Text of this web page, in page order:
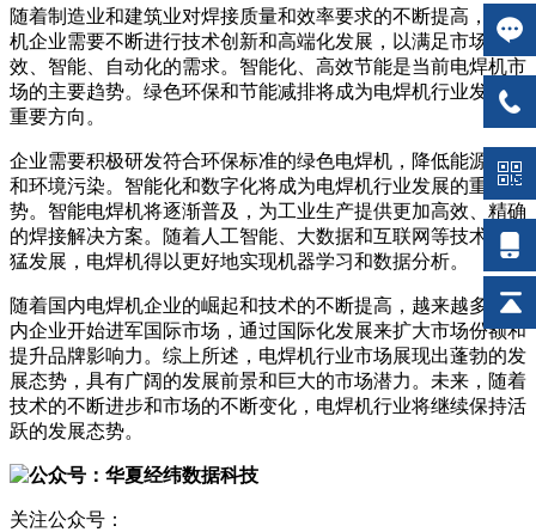
随着制造业和建筑业对焊接质量和效率要求的不断提高，电焊
机企业需要不断进行技术创新和高端化发展，以满足市场对高
效、智能、自动化的需求。智能化、高效节能是当前电焊机市
场的主要趋势。绿色环保和节能减排将成为电焊机行业发展的
重要方向。
企业需要积极研发符合环保标准的绿色电焊机，降低能源消耗
和环境污染。智能化和数字化将成为电焊机行业发展的重要趋
势。智能电焊机将逐渐普及，为工业生产提供更加高效、精确
的焊接解决方案。随着人工智能、大数据和互联网等技术的迅
猛发展，电焊机得以更好地实现机器学习和数据分析。
随着国内电焊机企业的崛起和技术的不断提高，越来越多的国
内企业开始进军国际市场，通过国际化发展来扩大市场份额和
提升品牌影响力。综上所述，电焊机行业市场展现出蓬勃的发
展态势，具有广阔的发展前景和巨大的市场潜力。未来，随着
技术的不断进步和市场的不断变化，电焊机行业将继续保持活
跃的发展态势。
关注公众号：